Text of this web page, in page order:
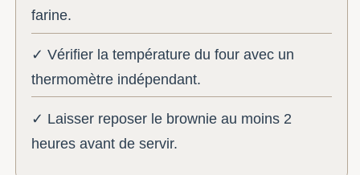
farine.
✓ Vérifier la température du four avec un
thermomètre indépendant.
✓ Laisser reposer le brownie au moins 2
heures avant de servir.